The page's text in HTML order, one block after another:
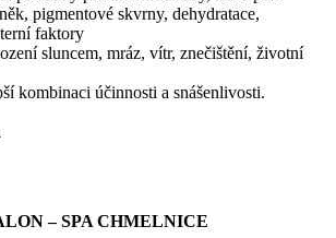
pigmentové skvrny, dehydratace,
faktory
sluncem, mráz, vítr, znečištění, životní
kombinaci účinnosti a snášenlivosti.
– SPA CHMELNICE